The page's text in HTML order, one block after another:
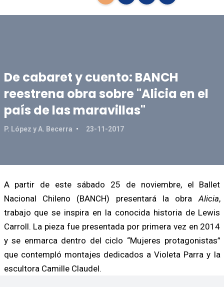
De cabaret y cuento: BANCH
reestrena obra sobre "Alicia en el
país de las maravillas"
P. López y A. Becerra 23-11-2017
A partir de este sábado 25 de noviembre, el Ballet
Nacional Chileno (BANCH) presentará la obra Alicia,
trabajo que se inspira en la conocida historia de Lewis
Carroll. La pieza fue presentada por primera vez en 2014
y se enmarca dentro del ciclo “Mujeres protagonistas”
que contempló montajes dedicados a Violeta Parra y la
escultora Camille Claudel.